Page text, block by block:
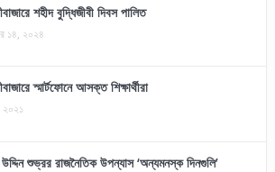
শহীদ বুদ্ধিজীবী দিবস পালিত
১৪, ২০২৪
স্মার্টফোনে আসক্ত শিক্ষার্থীরা
উদ্দিন শুভ্রর রাজনৈতিক উপন্যাস ‘অন্যমনস্ক দিনগুলি’